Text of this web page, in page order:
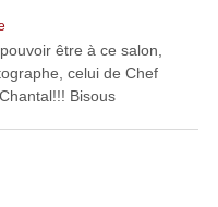
être à ce salon,
celui de Chef
Bisous